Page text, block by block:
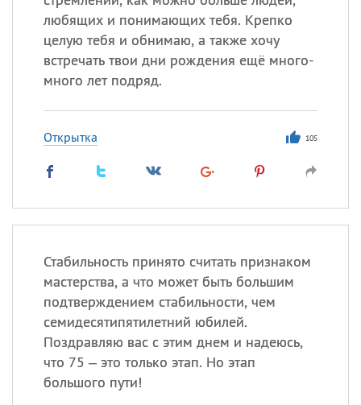
любящих и понимающих тебя. Крепко
целую тебя и обнимаю, а также хочу
встречать твои дни рождения ещё много-
много лет подряд.
Открытка 105
Стабильность принято считать признаком
мастерства, а что может быть большим
подтверждением стабильности, чем
семидесятипятилетний юбилей.
Поздравляю вас с этим днем и надеюсь,
что 75 – это только этап. Но этап
большого пути!